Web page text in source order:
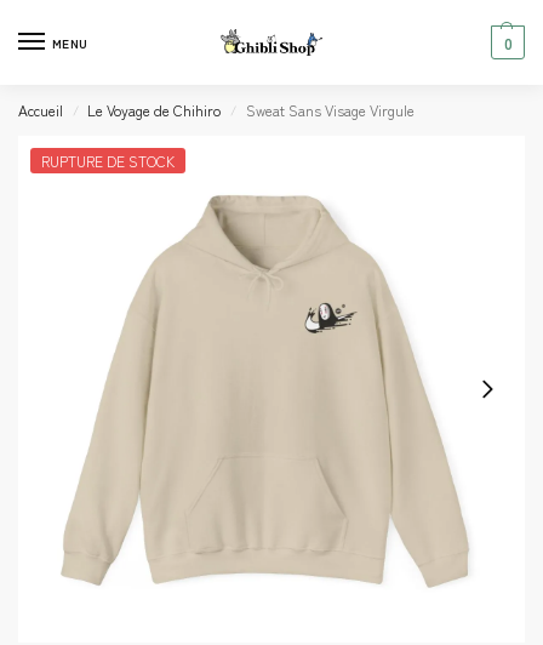
MENU 0
Accueil / Le Voyage de Chihiro / Sweat Sans Visage Virgule
RUPTURE DE STOCK